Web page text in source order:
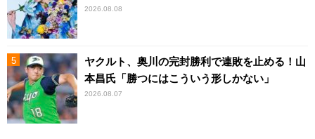
2026.08.08
ヤクルト、奥川の完封勝利で連敗を止める！山
本昌氏「勝つにはこういう形しかない」
2026.08.07